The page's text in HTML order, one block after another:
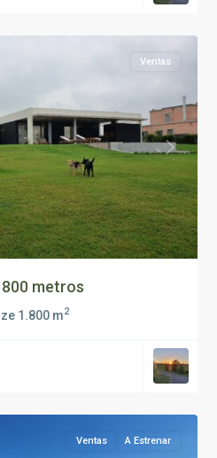
Next
Ventas
metros
1.800 m2
Ventas A Estrenar